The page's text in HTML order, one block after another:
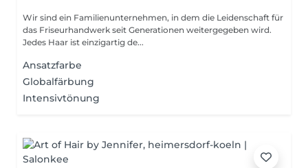
Wir sind ein Familienunternehmen, in dem die Leidenschaft für
das Friseurhandwerk seit Generationen weitergegeben wird.
Jedes Haar ist einzigartig de...
Ansatzfarbe
Globalfärbung
Intensivtönung